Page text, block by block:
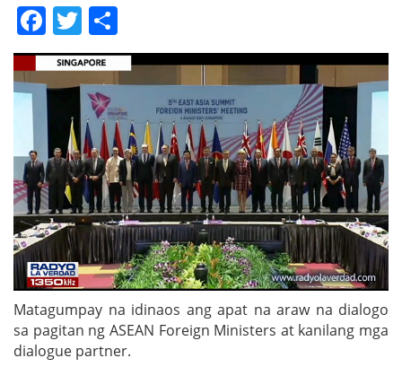
Facebook
Twitter
Matagumpay na idinaos ang apat na araw na dialogo
sa pagitan ng ASEAN Foreign Ministers at kanilang mga
dialogue partner.